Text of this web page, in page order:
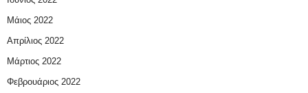
Μάιος 2022
Απρίλιος 2022
Μάρτιος 2022
Φεβρουάριος 2022